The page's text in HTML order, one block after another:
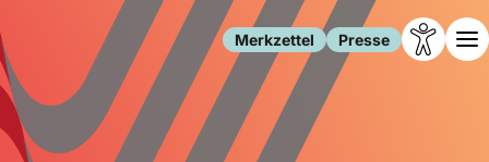
Merkzettel Presse
Leben Gesellschaft